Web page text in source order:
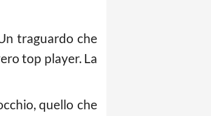
traguardo che
top player. La
quello che